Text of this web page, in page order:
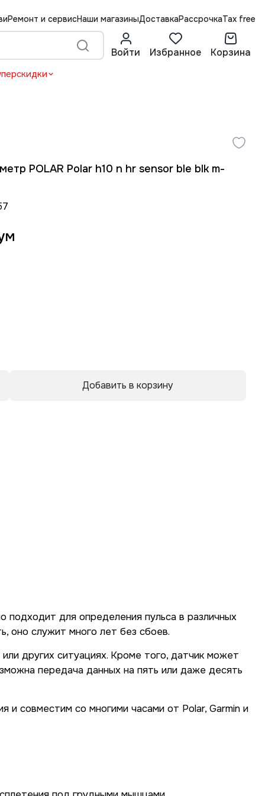
Ремонт и сервисНаши магазиныДоставкаРассрочкаTax free
Войти Избранное Корзина
POLAR Polar h10 n hr sensor ble blk m-
Добавить в корзину
подходит для определения пульса в различных
оно служит много лет без сбоев.
других ситуациях. Кроме того, датчик может
передача данных на пять или даже десять
совместим со многими часами от Polar, Garmin и